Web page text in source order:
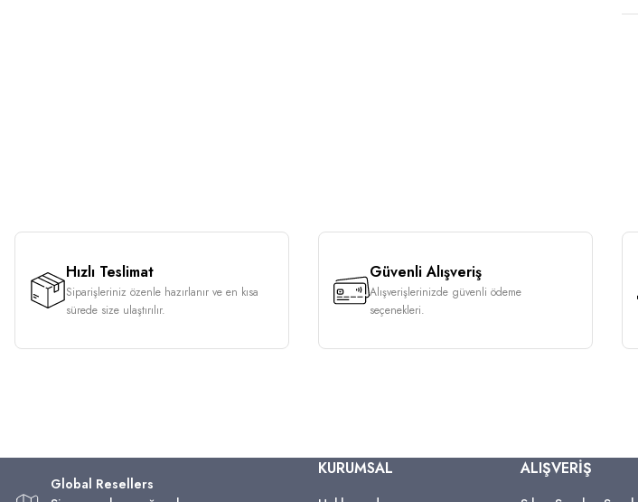
Hızlı Teslimat
Siparişleriniz özenle hazırlanır ve en kısa
sürede size ulaştırılır.
Güvenli Alışveriş
Alışverişlerinizde güvenli ödeme
seçenekleri.
Global Resellers
KURUMSAL ALIŞVERİŞ